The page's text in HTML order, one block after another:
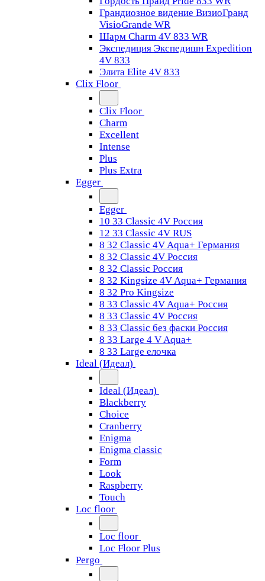
Грандиозное видение ВизиоГранд
VisioGrande WR
Шарм Charm 4V 833 WR
Экспедиция Экспедишн Expedition
4V 833
Элита Elite 4V 833
Clix Floor
Clix Floor
Charm
Excellent
Intense
Plus
Plus Extra
Egger
Egger
10 33 Classic 4V Россия
12 33 Classic 4V RUS
8 32 Classic 4V Aqua+ Германия
8 32 Classic 4V Россия
8 32 Classic Россия
8 32 Kingsize 4V Aqua+ Германия
8 32 Pro Kingsize
8 33 Classic 4V Aqua+ Россия
8 33 Classic 4V Россия
8 33 Classic без фаски Россия
8 33 Large 4 V Aqua+
8 33 Large елочка
Ideal (Идеал)
Ideal (Идеал)
Blackberry
Choice
Cranberry
Enigma
Enigma classic
Form
Look
Raspberry
Touch
Loc floor
Loc floor
Loc Floor Plus
Pergo